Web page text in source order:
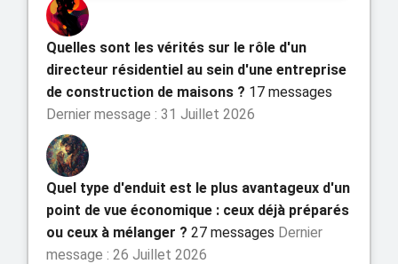
Quelles sont les vérités sur le rôle d'un
directeur résidentiel au sein d'une entreprise
de construction de maisons ? 17 messages
Dernier message : 31 Juillet 2026
Quel type d'enduit est le plus avantageux d'un
point de vue économique : ceux déjà préparés
ou ceux à mélanger ? 27 messages Dernier
message : 26 Juillet 2026